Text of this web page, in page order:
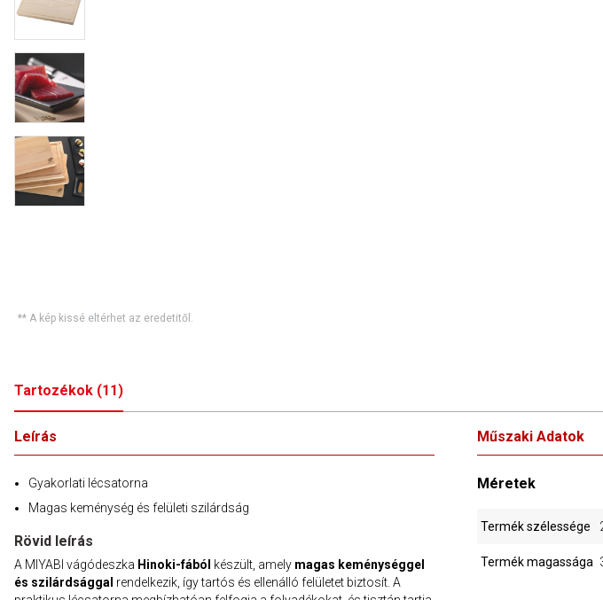
** A kép kissé eltérhet az eredetitől.
Tartozékok (11)
Leírás
Gyakorlati lécsatorna
Magas keménység és felületi szilárdság
Rövid leírás
A MIYABI vágódeszka Hinoki-fából készült, amely magas keménységgel
és szilárdsággal rendelkezik, így tartós és ellenálló felületet biztosít. A
Műszaki Adatok
Méretek
Termék szélessége
Termék magassága